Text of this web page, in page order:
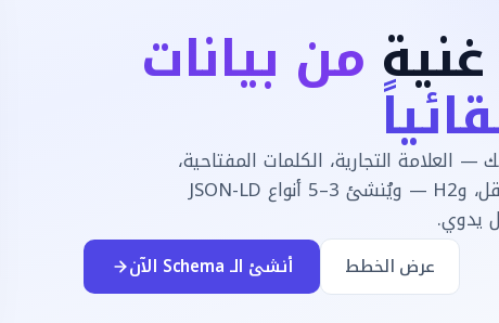
من بيانات
العلامة التجارية، الكلمات المفتاحية،
أسئلة جمهورك الفعلية، التنقل، وH2 — ويُنشئ 3–5 أنواع JSON-LD
يدوي.
أنشئ الـ Schema الآن عرض الخطط